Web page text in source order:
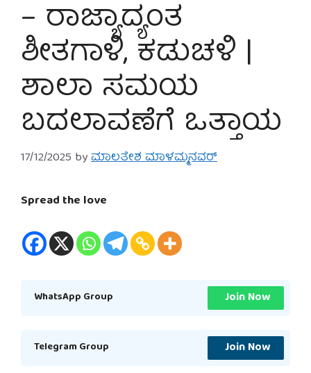
– ರಾಜ್ಯಾದ್ಯಂತ
ಶೀತಗಾಳಿ, ಕಡುಚಳಿ |
ಶಾಲಾ ಸಮಯ
ಬದಲಾವಣೆಗೆ ಒತ್ತಾಯ
17/12/2025 byಮಾಲತೇಶ ಮಾಳಮ್ಮನವರ್
Spread the love
WhatsApp Group Join Now
Telegram Group Join Now